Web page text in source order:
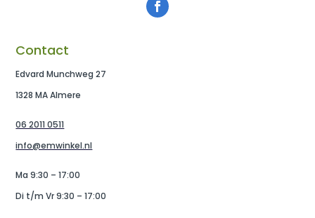
Contact
Edvard Munchweg 27
1328 MA Almere
06 2011 0511
info@emwinkel.nl
Ma 9:30 – 17:00
Di t/m Vr 9:30 – 17:00